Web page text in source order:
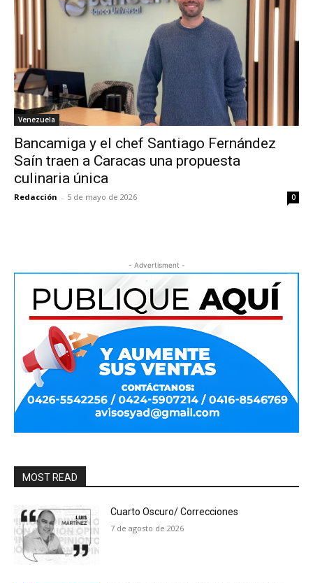
Venezuela
Bancamiga y el chef Santiago Fernández
Saín traen a Caracas una propuesta
culinaria única
Redacción - 5 de mayo de 2026 0
- Advertisment -
MOST READ
Cuarto Oscuro/ Correcciones
7 de agosto de 2026